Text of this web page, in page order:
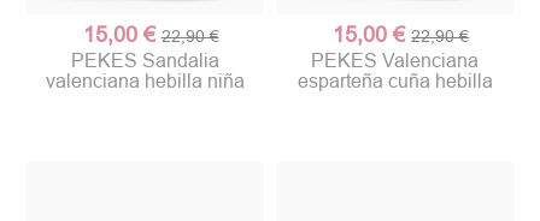
15,00 € 22,90 €
PEKES Sandalia
valenciana hebilla niña
15,00 € 22,90 €
PEKES Valenciana
esparteña cuña hebilla